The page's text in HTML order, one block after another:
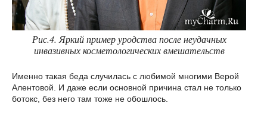
Рис.4. Яркий пример уродства после неудачных
инвазивных косметологических вмешательств
Именно такая беда случилась с любимой многими Верой
Алентовой. И даже если основной причина стал не только
ботокс, без него там тоже не обошлось.